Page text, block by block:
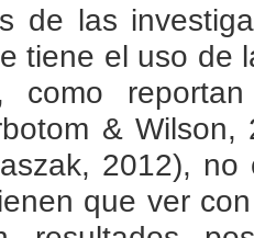
de las
tiene el uso de
como
&
, 2012), no
que ver